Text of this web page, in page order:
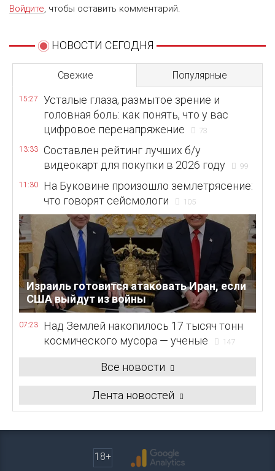
Войдите, чтобы оставить комментарий.
НОВОСТИ СЕГОДНЯ
Свежие Популярные
15:27
Усталые глаза, размытое зрение и
головная боль: как понять, что у вас
цифровое перенапряжение
73
13:33
Составлен рейтинг лучших б/у
видеокарт для покупки в 2026 году
99
11:30
На Буковине произошло землетрясение:
что говорят сейсмологи
105
Израиль готовится атаковать Иран, если
США выйдут из войны
07:23
Над Землей накопилось 17 тысяч тонн
космического мусора — ученые
147
Все новости
Лента новостей
18+